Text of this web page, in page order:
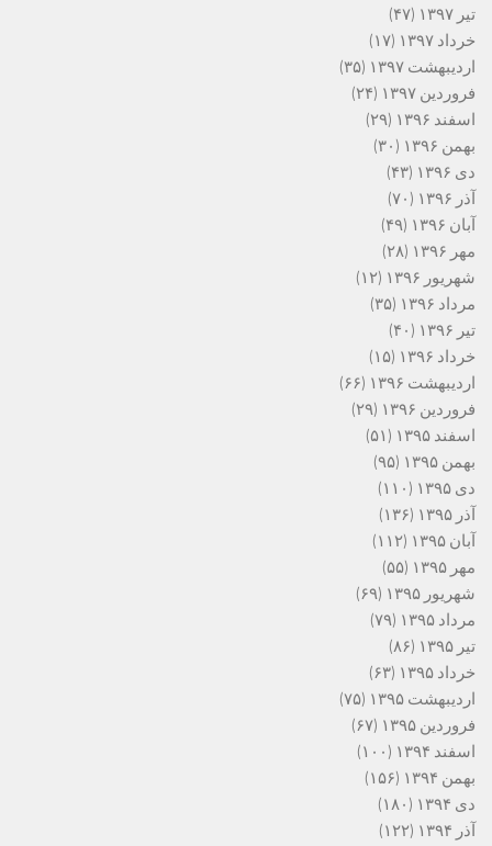
تیر ۱۳۹۷
(۴۷)
خرداد ۱۳۹۷
(۱۷)
اردیبهشت ۱۳۹۷
(۳۵)
فروردین ۱۳۹۷
(۲۴)
اسفند ۱۳۹۶
(۲۹)
بهمن ۱۳۹۶
(۳۰)
دی ۱۳۹۶
(۴۳)
آذر ۱۳۹۶
(۷۰)
آبان ۱۳۹۶
(۴۹)
مهر ۱۳۹۶
(۲۸)
شهریور ۱۳۹۶
(۱۲)
مرداد ۱۳۹۶
(۳۵)
تیر ۱۳۹۶
(۴۰)
خرداد ۱۳۹۶
(۱۵)
اردیبهشت ۱۳۹۶
(۶۶)
فروردین ۱۳۹۶
(۲۹)
اسفند ۱۳۹۵
(۵۱)
بهمن ۱۳۹۵
(۹۵)
دی ۱۳۹۵
(۱۱۰)
آذر ۱۳۹۵
(۱۳۶)
آبان ۱۳۹۵
(۱۱۲)
مهر ۱۳۹۵
(۵۵)
شهریور ۱۳۹۵
(۶۹)
مرداد ۱۳۹۵
(۷۹)
تیر ۱۳۹۵
(۸۶)
خرداد ۱۳۹۵
(۶۳)
اردیبهشت ۱۳۹۵
(۷۵)
فروردین ۱۳۹۵
(۶۷)
اسفند ۱۳۹۴
(۱۰۰)
بهمن ۱۳۹۴
(۱۵۶)
دی ۱۳۹۴
(۱۸۰)
آذر ۱۳۹۴
(۱۲۲)